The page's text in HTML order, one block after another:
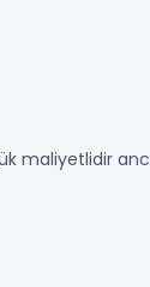
maliyetlidir